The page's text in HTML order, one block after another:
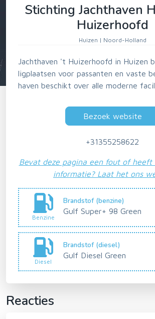
Stichting Jachthaven
Huizerhoofd
Huizen | Noord-Holland
Jachthaven 't Huizerhoofd in Huizen
ligplaatsen voor passanten en vaste
haven beschikt over alle moderne
Bezoek website
+31355258622
Bevat deze pagina een fout of heeft
informatie? Laat het ons
Benzine
Brandstof (benzine)
Gulf Super+ 98 Green
Diesel
Brandstof (diesel)
Gulf Diesel Green
Reacties